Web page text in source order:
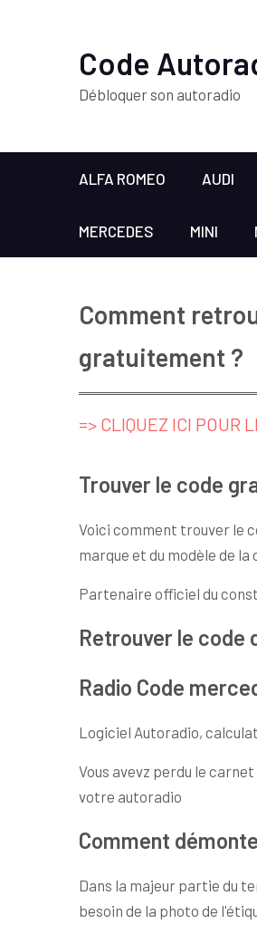
Code
Débloquer son autoradio
ALFA ROMEO AUDI
MERCEDES MINI
Comment
gratuitement ?
=> CLIQUEZ ICI POUR
Trouver le code
Voici comment trouver le
marque et du modèle de
Partenaire officiel du
Retrouver le code
Radio Code
Logiciel Autoradio,
Vous avevz perdu le
votre autoradio
Comment
Dans la majeur partie du
besoin de la photo de